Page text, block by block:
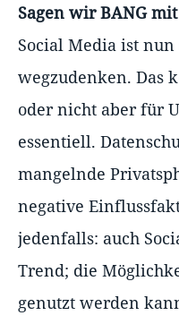
Sagen wir BANG
Social Media ist
wegzudenken. Das
oder nicht aber für
essentiell.
mangelnde
negative
jedenfalls: auch
Trend; die
genutzt werden